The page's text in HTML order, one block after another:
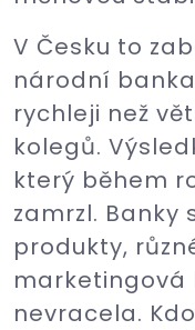
V Česku to
národní
rychleji než
kolegů.
který během
zamrzl. Banky
produkty,
marketingová
nevracela.